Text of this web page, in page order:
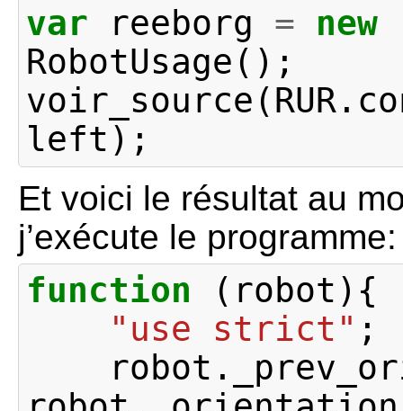
var reeborg =
new
RobotUsage ();
voir_source (RUR.
left );
Et voici le résultat au
j’exécute le programme:
function ( robot ){
"use strict" ;
robot .